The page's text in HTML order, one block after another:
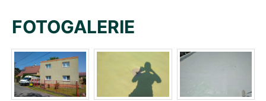
FOTOGALERIE